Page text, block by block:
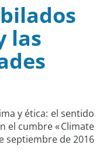
las
y ética: el sentido
el cumbre « Climate
septiembre de 2016